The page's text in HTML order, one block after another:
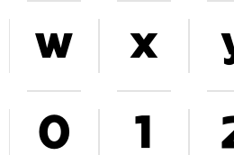
w x
0 1